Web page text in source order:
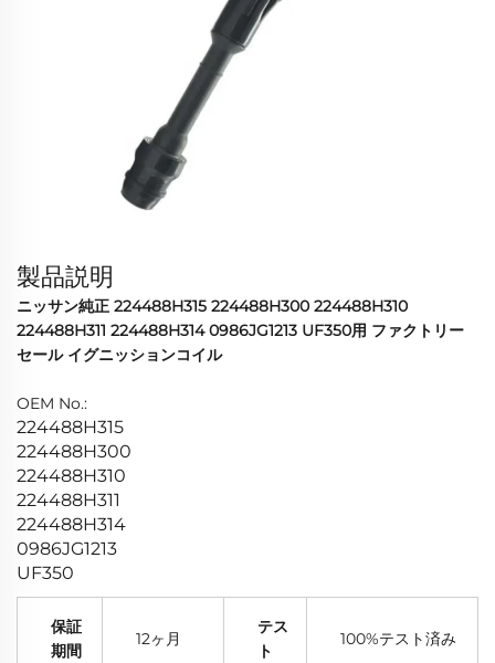
製品説明
ニッサン純正 224488H315 224488H300 224488H310
224488H311 224488H314 0986JG1213 UF350用 ファクトリー
セール イグニッションコイル
OEM No.:
224488H315
224488H300
224488H310
224488H311
224488H314
0986JG1213
UF350
保証
期間
12ヶ月
テス
ト
100%テスト済み